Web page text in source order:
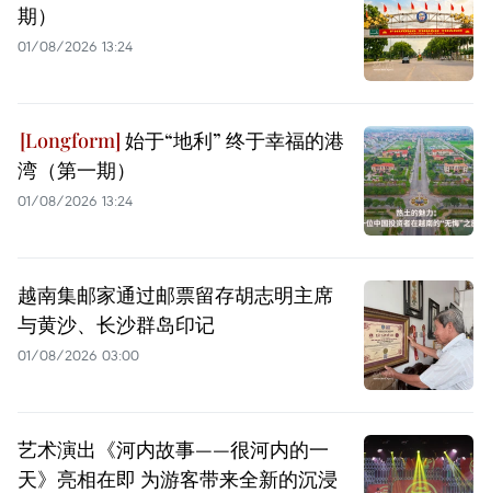
期）
01/08/2026 13:24
始于“地利” 终于幸福的港
湾（第一期）
01/08/2026 13:24
越南集邮家通过邮票留存胡志明主席
与黄沙、长沙群岛印记
01/08/2026 03:00
艺术演出《河内故事——很河内的一
天》亮相在即 为游客带来全新的沉浸